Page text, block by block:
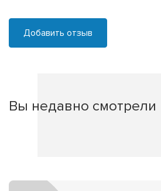
Добавить отзыв
Вы недавно смотрели